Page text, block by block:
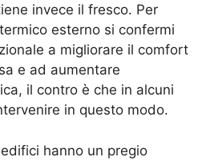
invece il fresco. Per
esterno si confermi
a migliorare il comfort
e ad aumentare
il contro è che in alcuni
in questo modo.
hanno un pregio